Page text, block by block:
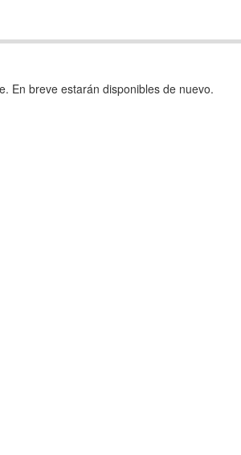
En breve estarán disponibles de nuevo.